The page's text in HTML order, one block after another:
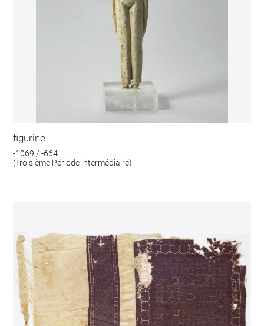
figurine
-1069 / -664
(Troisième Période intermédiaire)